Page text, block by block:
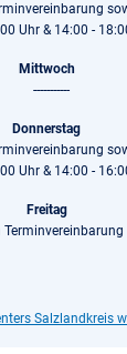
Uhr & 14:00 -
Mittwoch
-----------
Donnerstag
Uhr & 14:00 -
Freitag
Terminvereinbarung
Salzlandkreis